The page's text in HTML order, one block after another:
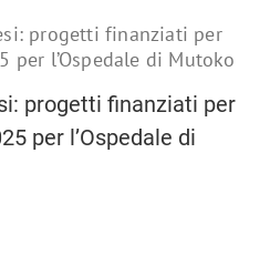
progetti finanziati per
per l’Ospedale di